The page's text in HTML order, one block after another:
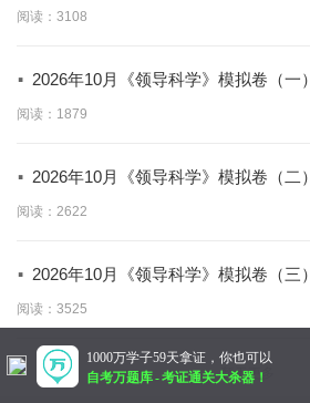
阅读：3108
· 2026年10月《领导科学》模拟卷（一）
阅读：1879
· 2026年10月《领导科学》模拟卷（二）
阅读：2622
· 2026年10月《领导科学》模拟卷（三）
阅读：3525
暂无更多
1000万学子59天拿证，你也可以
自考万题库-考证通关大杀器！